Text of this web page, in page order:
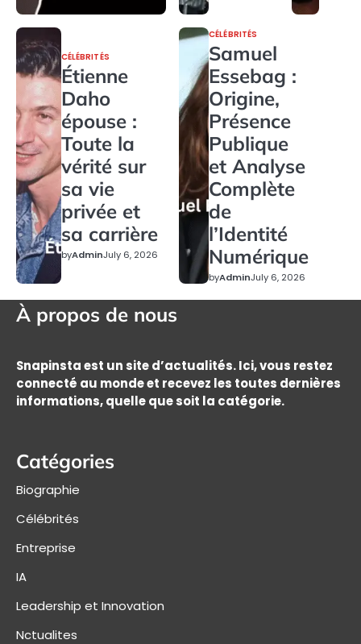
CÉLÉBRITÉS
Étienne
Daho
épouse :
Toute la
vérité sur
sa vie
privée et
sa carrière
byAdminJuly 6, 2026
CÉLÉBRITÉS
Samuel
Essebag :
Origine,
Présence
Publique
et Analyse
Complète
de
l’Identité
Numérique
byAdminJuly 6, 2026
À propos de nous
Snapinsta est un site d’actualités. Ici, vous restez
connecté au monde et recevez les toutes dernières
informations, quelle que soit la catégorie.
Catégories
Biographie
Célébrités
Entreprise
IA
Leadership et Innovation
Nctualites